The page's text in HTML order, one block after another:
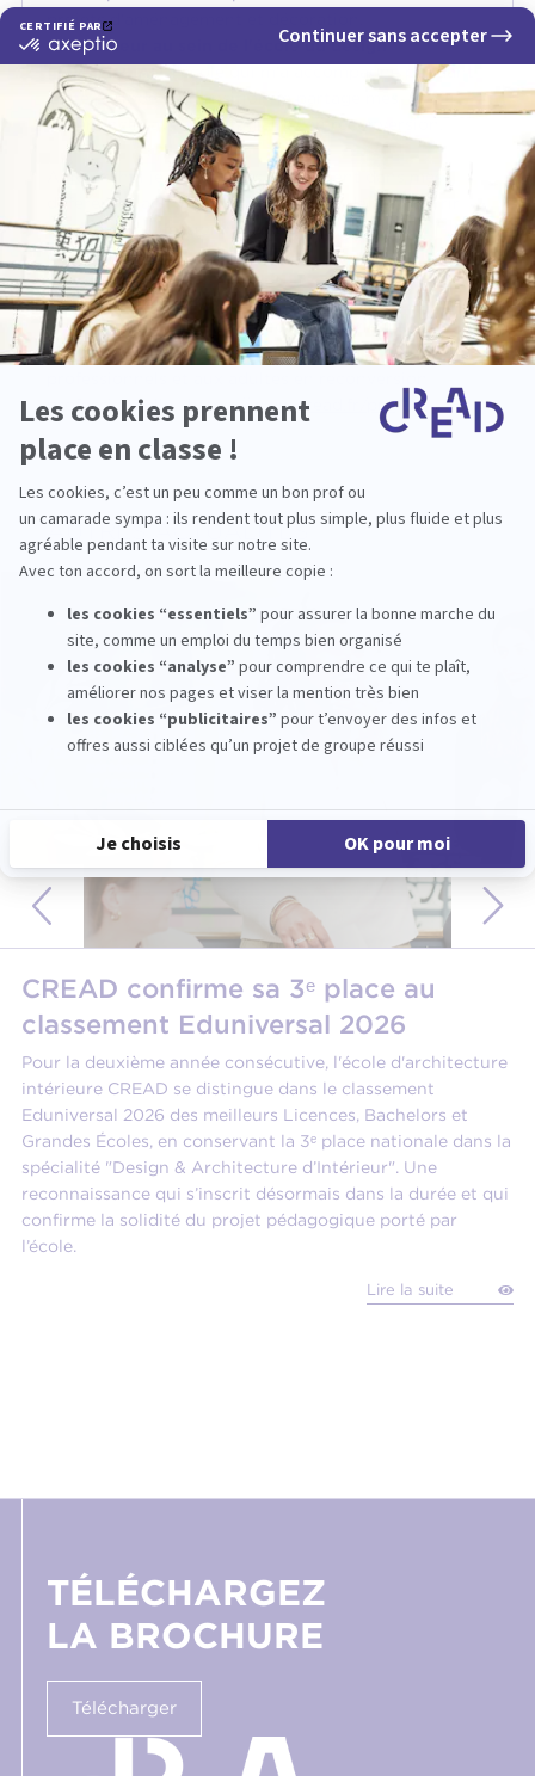
projets d'aménagement et décoration.
-Formateur au sein de l'école du design
global CREAD, l'école qui m'a accompagné pendant
cette période de transition, je partage mes
expériences avec les stagiaires en reconversion.
Aujourd'hui je m'épanouis pleinement dans mes
différentes activités qui permettent de me nourrir
aussi bien professionnellement
qu'intellectuellement."
📲 Toutes les informations sur CREAD PRO, la
branche de l'école d'architecture intérieure et de
design global CREAD, qui s'adresse aux
professionnelle :https://www.cread.fr/pro
AUTRES ACTUALITÉS
CREAD confirme sa 3ᵉ place au
classement Eduniversal 2026
Pour la deuxième année consécutive, l'école d'architecture
intérieure CREAD se distingue dans le classement
Eduniversal 2026 des meilleurs Licences, Bachelors et
Grandes Écoles, en conservant la 3ᵉ place nationale dans la
spécialité "Design & Architecture d’Intérieur". Une
reconnaissance qui s’inscrit désormais dans la durée et qui
confirme la solidité du projet pédagogique porté par
l’école.
Lire la suite
TÉLÉCHARGEZ
LA BROCHURE
Télécharger